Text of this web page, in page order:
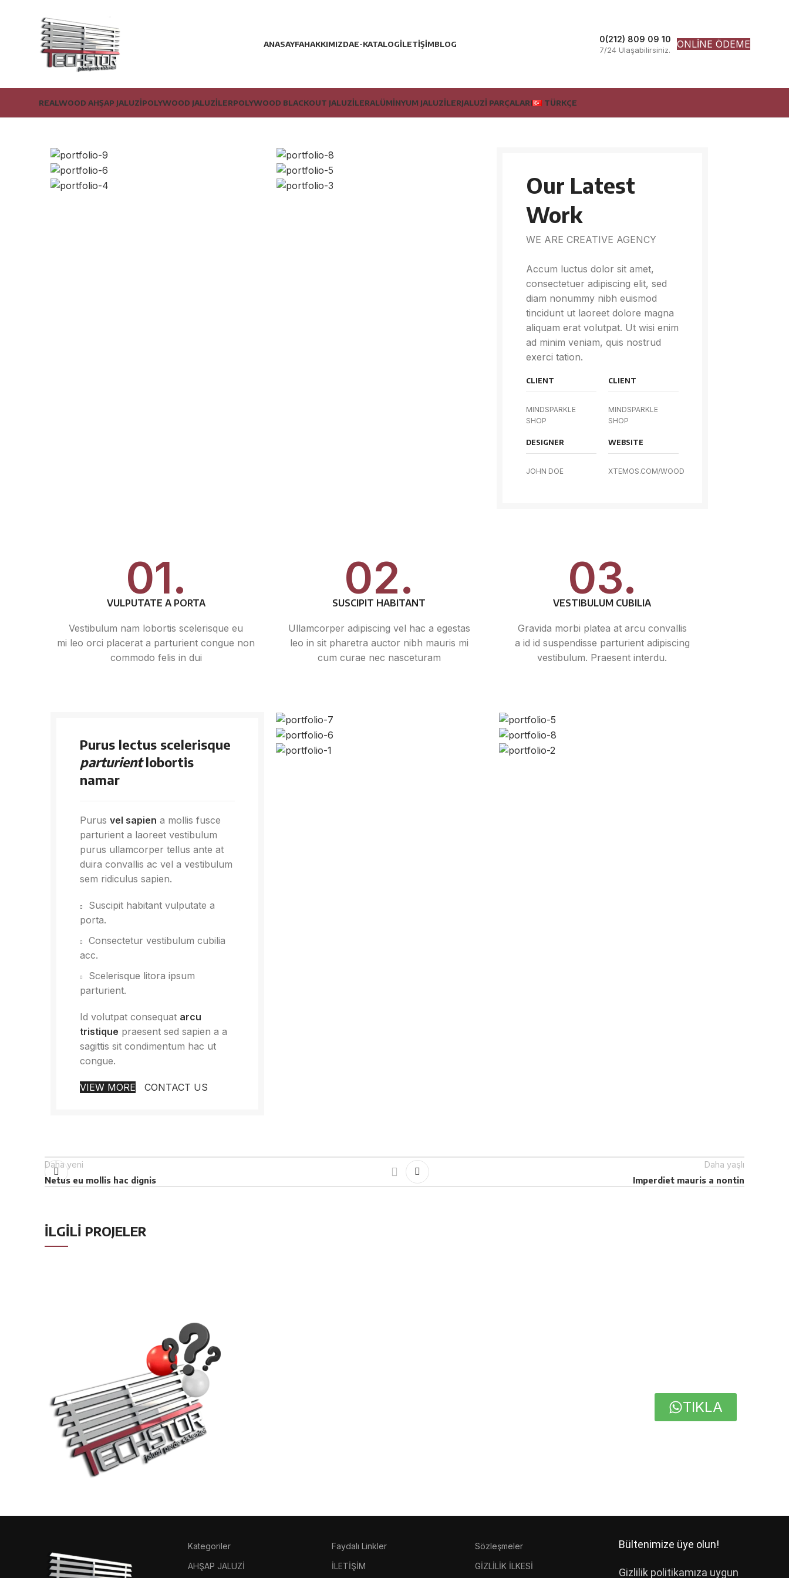
ANASAYFAHAKKIMIZDAE-KATALOGİLETIŞIMBLOG 0(212) 809 09 10
7/24 Ulaşabilirsiniz. ONLİNE ÖDEME
REALWOOD AHŞAP JALUZIPOLYWOOD JALUZILERPOLYWOOD BLACKOUT JALUZILERALÜMINYUM JALUZILERJALUZI PARÇALARI TÜRKÇE
Our Latest
Work
WE ARE CREATIVE AGENCY
Accum luctus dolor sit amet,
consectetuer adipiscing elit, sed
diam nonummy nibh euismod
tincidunt ut laoreet dolore magna
aliquam erat volutpat. Ut wisi enim
ad minim veniam, quis nostrud
exerci tation.
CLIENT
MINDSPARKLE
SHOP
CLIENT
MINDSPARKLE
SHOP
DESIGNER
JOHN DOE
WEBSITE
XTEMOS.COM/WOOD
01.
VULPUTATE A PORTA
Vestibulum nam lobortis scelerisque eu
mi leo orci placerat a parturient congue non
commodo felis in dui
02.
SUSCIPIT HABITANT
Ullamcorper adipiscing vel hac a egestas
leo in sit pharetra auctor nibh mauris mi
cum curae nec nasceturam
03.
VESTIBULUM CUBILIA
Gravida morbi platea at arcu convallis
a id id suspendisse parturient adipiscing
vestibulum. Praesent interdu.
Purus lectus scelerisque
parturientlobortis
namar
Purus vel sapien a mollis fusce
parturient a laoreet vestibulum
purus ullamcorper tellus ante at
duira convallis ac vel a vestibulum
sem ridiculus sapien.
Suscipit habitant vulputate a
porta.
Consectetur vestibulum cubilia
acc.
Scelerisque litora ipsum
parturient.
Id volutpat consequat arcu
tristique praesent sed sapien a a
sagittis sit condimentum hac ut
congue.
VIEW MORE CONTACT US
Daha yeni
Netus eu mollis hac dignis
Daha yaşlı
Imperdiet mauris a nontin
İLGILI PROJELER
TIKLA
Kategoriler
AHŞAP JALUZİ
Faydalı Linkler
İLETİŞİM
Sözleşmeler
GİZLİLİK İLKESİ
Bültenimize üye olun!
Gizlilik politikamıza uygun